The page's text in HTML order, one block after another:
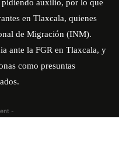
auxilio, por lo que
en Tlaxcala, quienes
de Migración (INM).
ante la FGR en Tlaxcala, y
como presuntas
-